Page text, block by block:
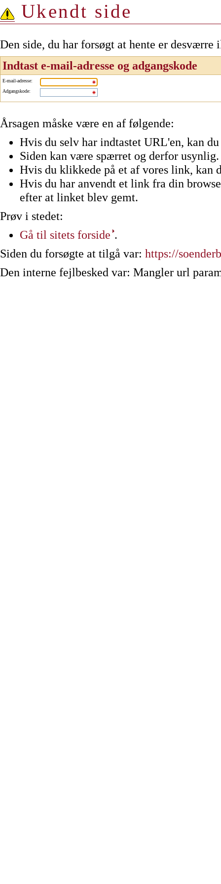
Ukendt side
Den side, du har forsøgt at hente er
Indtast e-mail-adresse og adgangskode
E-mail-adresse:
Adgangskode:
Årsagen måske være en af følgende:
Hvis du selv har indtastet URL'en, kan
Siden kan være spærret og derfor usynlig.
Hvis du klikkede på et af vores link, kan
Hvis du har anvendt et link fra din
efter at linket blev gemt.
Prøv i stedet:
Gå til sitets forside .
Siden du forsøgte at tilgå var: https://
Den interne fejlbesked var: Mangler url